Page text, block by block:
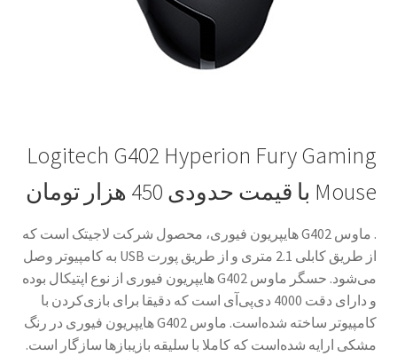
Logitech G402 Hyperion Fury Gaming
Mouse با قیمت حدودی 450 هزار تومان
. ماوس G402هایپریون فیوری، محصول شرکت لاجیتک است که
از طریق کابلی 2.1 متری و از طریق پورت
USB به کامپیوتر وصل
می‌شود. حسگر ماوس G402هایپریون فیوری از نوع اپتیکال بوده
و دارای دقت 4000 دی‌پی‌آی است که دقیقا برای بازی‌کردن با
کامپیوتر ساخته شده‌است. ماوس G402هایپریون فیوری در رنگ
مشکی ارایه شده‌است که کاملا با سلیقه بازیبازها سازگار است.